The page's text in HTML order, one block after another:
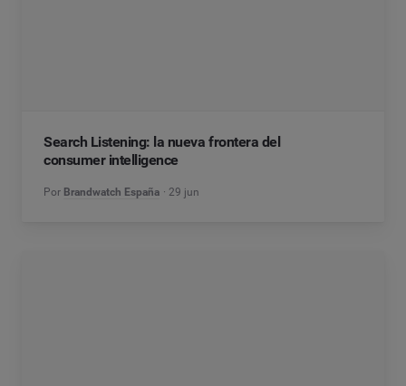
Search Listening: la nueva frontera del
consumer intelligence
Por Brandwatch España 29 jun